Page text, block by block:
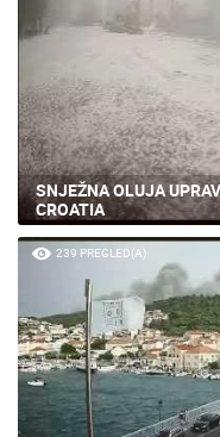
SNJEŽNA OLUJA
CROATIA
239 PREGLED(A)